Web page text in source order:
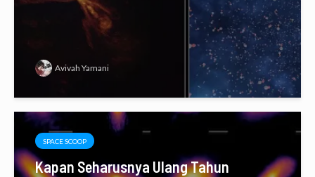
Avivah Yamani
SPACE SCOOP
Kapan Seharusnya Ulang Tahun